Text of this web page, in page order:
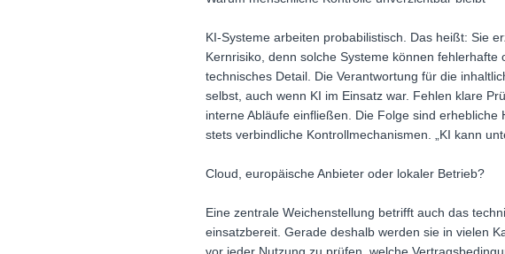
KI-Systeme arbeiten probabilistisch. Das heißt: Sie
Kernrisiko, denn solche Systeme können
technisches Detail. Die Verantwortung für die
selbst, auch wenn KI im Einsatz war. Fehlen klare
interne Abläufe einfließen. Die Folge sind
stets verbindliche Kontrollmechanismen. „KI kann
Cloud, europäische Anbieter oder lokaler Betrieb?
Eine zentrale Weichenstellung betrifft auch das
einsatzbereit. Gerade deshalb werden sie in vielen